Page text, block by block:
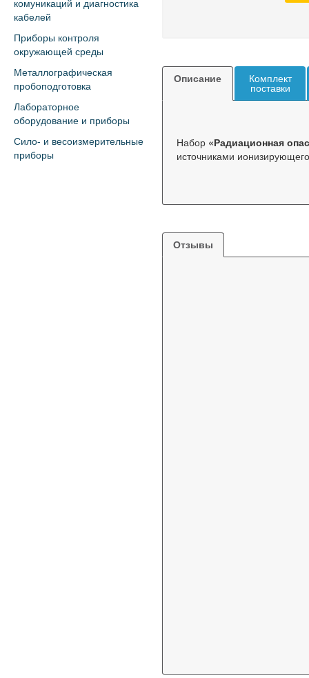
комуникаций и диагностика
кабелей
Приборы контроля
окружающей среды
Металлографическая
пробоподготовка
Лабораторное
оборудование и приборы
Сило- и весоизмерительные
приборы
Описание
Комплект
поставки
Набор «Радиационная
источниками
Отзывы